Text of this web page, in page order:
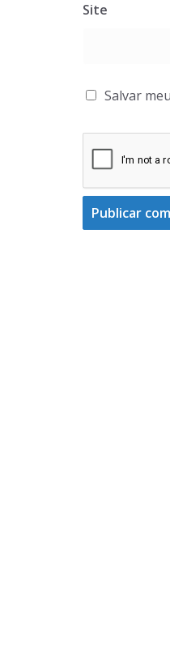
Site
Salvar